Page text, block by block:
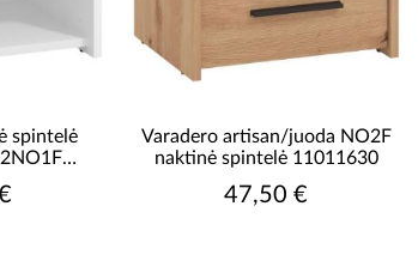
spintelė
Varadero artisan/juoda NO2F
naktinė spintelė 11011630
47,50 €